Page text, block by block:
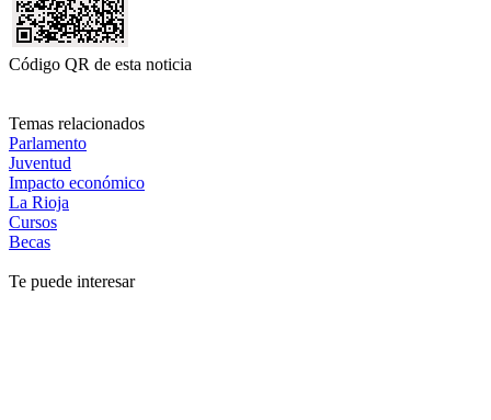
Código QR de esta noticia
Temas relacionados
Parlamento
Juventud
Impacto económico
La Rioja
Cursos
Becas
Te puede interesar